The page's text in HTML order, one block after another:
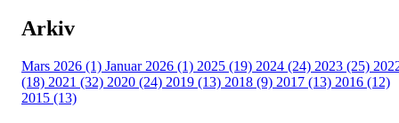
Arkiv
Mars 2026 (1) Januar 2026 (1) 2025 (19) 2024 (24) 2023 (25)
(18) 2021 (32) 2020 (24) 2019 (13) 2018 (9) 2017 (13) 2016 (12)
2015 (13)